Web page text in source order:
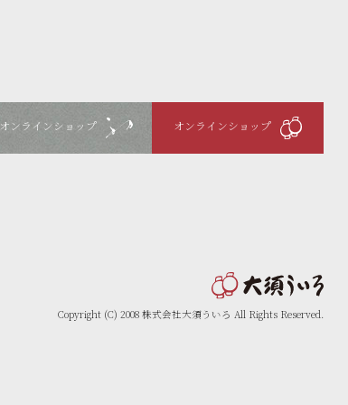
オンラインショップ オンラインショップ
Copyright (C) 2008 株式会社大須ういろ All Rights Reserved.